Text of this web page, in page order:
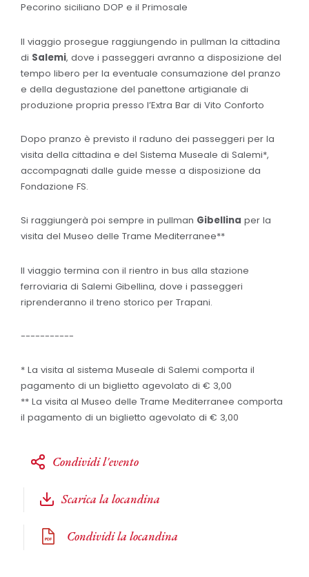
Pecorino siciliano DOP e il Primosale
Il viaggio prosegue raggiungendo in pullman la cittadina
di Salemi, dove i passeggeri avranno a disposizione del
tempo libero per la eventuale consumazione del pranzo
e della degustazione del panettone artigianale di
produzione propria presso l’Extra Bar di Vito Conforto
Dopo pranzo è previsto il raduno dei passeggeri per la
visita della cittadina e del Sistema Museale di Salemi*,
accompagnati dalle guide messe a disposizione da
Fondazione FS.
Si raggiungerà poi sempre in pullman Gibellina per la
visita del Museo delle Trame Mediterranee**
Il viaggio termina con il rientro in bus alla stazione
ferroviaria di Salemi Gibellina, dove i passeggeri
riprenderanno il treno storico per Trapani.
-----------
* La visita al sistema Museale di Salemi comporta il
pagamento di un biglietto agevolato di € 3,00
** La visita al Museo delle Trame Mediterranee comporta
il pagamento di un biglietto agevolato di € 3,00
Condividi l'evento
Scarica la locandina
Condividi la locandina